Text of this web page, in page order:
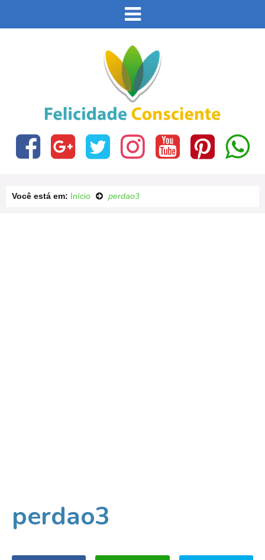
Você está em: Início perdao3
perdao3
Este site usa cookies e outras tecnologias similares
para lembrar e entender como você usa nosso site,
analisar seu uso de nossos produtos e serviços,
conteúdo de terceiros. Leia mais em